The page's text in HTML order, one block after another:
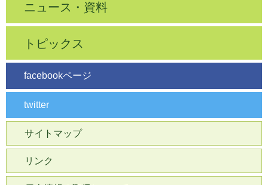
ニュース・資料
トピックス
facebookページ
twitter
サイトマップ
リンク